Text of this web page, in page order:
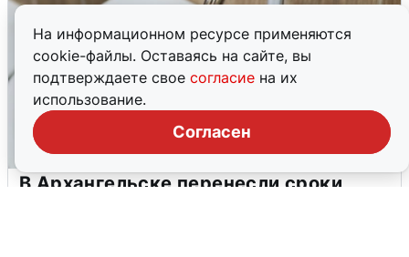
На информационном ресурсе применяются
cookie-файлы. Оставаясь на сайте, вы
подтверждаете свое согласие на их
использование.
Согласен
В Архангельске перенесли сроки